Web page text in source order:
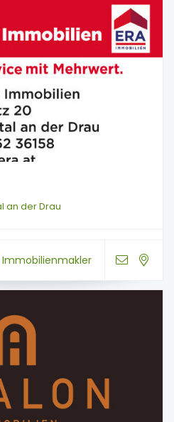
an der Drau
Immobilienmakler